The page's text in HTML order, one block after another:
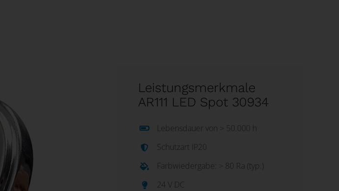
Leistungsmerkmale
AR111 LED Spot 30934
Lebensdauer von > 50.000 h
Schutzart IP20
Farbwiedergabe: > 80 Ra (typ.)
24 V DC